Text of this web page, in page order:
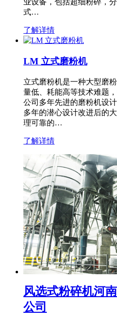
业设备，包括超细粉碎，
式…
了解详情
LM 立式磨粉机
立式磨粉机是一种大型磨
量低、耗能高等技术难题
公司多年先进的磨粉机设
多年的潜心设计改进后的
理可靠的…
了解详情
风选式粉碎机河
公司